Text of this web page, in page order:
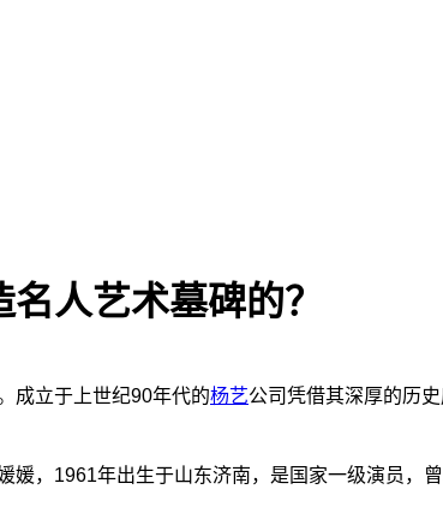
人艺术墓碑的？
成立于上世纪90年代的杨艺公司凭借其深厚的历
1961年出生于山东济南，是国家一级演员，